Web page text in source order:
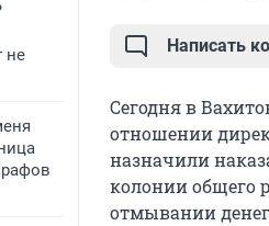
не
Написать
Сегодня в
отношении
назначили
колонии общего
отмывании